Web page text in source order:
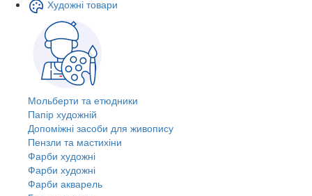
Художні товари
Мольберти та етюдники
Папір художній
Допоміжні засоби для живопису
Пензли та мастихіни
Фарби художні
Фарби художні
Фарби акварель